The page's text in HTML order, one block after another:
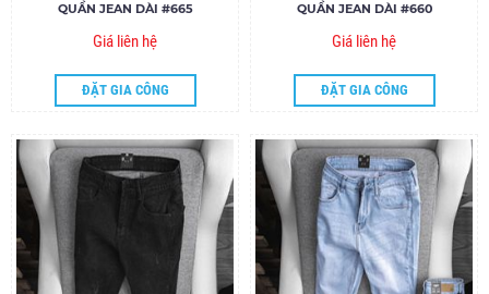
QUẦN JEAN DÀI #665
Giá liên hệ
ĐẶT GIA CÔNG
QUẦN JEAN DÀI #660
Giá liên hệ
ĐẶT GIA CÔNG